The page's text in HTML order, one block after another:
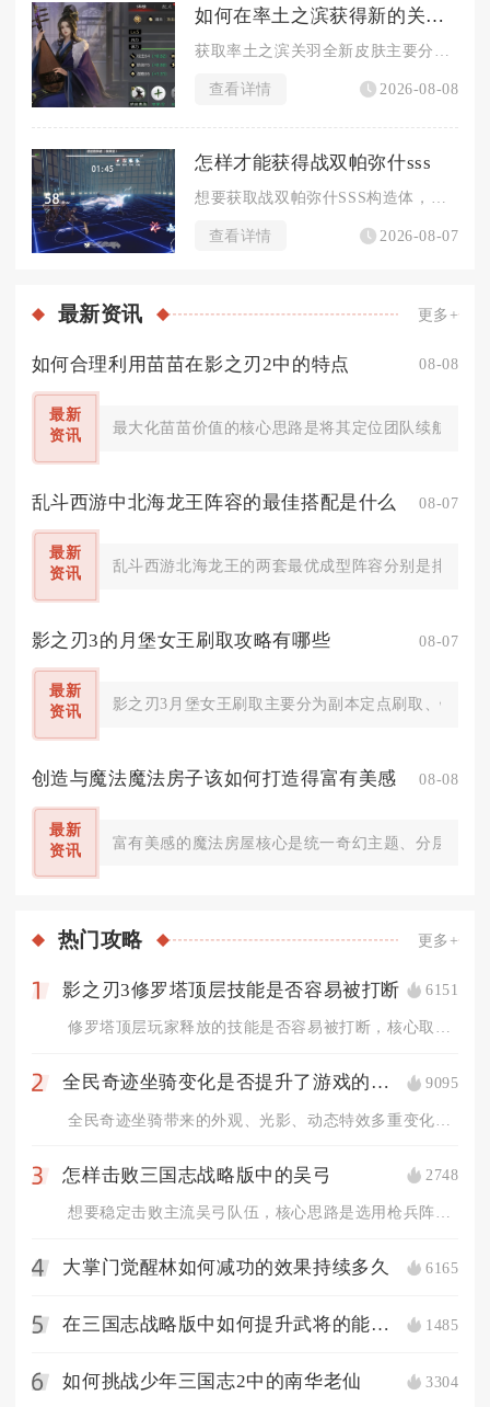
如何在率土之滨获得新的关羽皮肤
查看详情 2026-08-08
怎样才能获得战双帕弥什sss
查看详情 2026-08-07
最新资讯 更多+
如何合理利用苗苗在影之刃2中的特点 08-08
最新
资讯
最大化苗苗价值的核心思路是将其定位团队续航辅
乱斗西游中北海龙王阵容的最佳搭配是什么 08-07
最新
资讯
乱斗西游北海龙王的两套最优成型阵容分别是排行
影之刃3的月堡女王刷取攻略有哪些 08-07
最新
资讯
影之刃3月堡女王刷取主要分为副本定点刷取、锻造
创造与魔法魔法房子该如何打造得富有美感 08-08
最新
资讯
富有美感的魔法房屋核心是统一奇幻主题、分层几
热门攻略 更多+
影之刃3修罗塔顶层技能是否容易被打断 6151
修罗塔顶层玩家释放的技能是否容易被打断，核心取决于技能自带霸...
2 全民奇迹坐骑变化是否提升了游戏的视觉效果 9095
3 怎样击败三国志战略版中的吴弓 2748
4 大掌门觉醒林如何减功的效果持续多久 6165
5 在三国志战略版中如何提升武将的能力值 1485
6 如何挑战少年三国志2中的南华老仙 3304